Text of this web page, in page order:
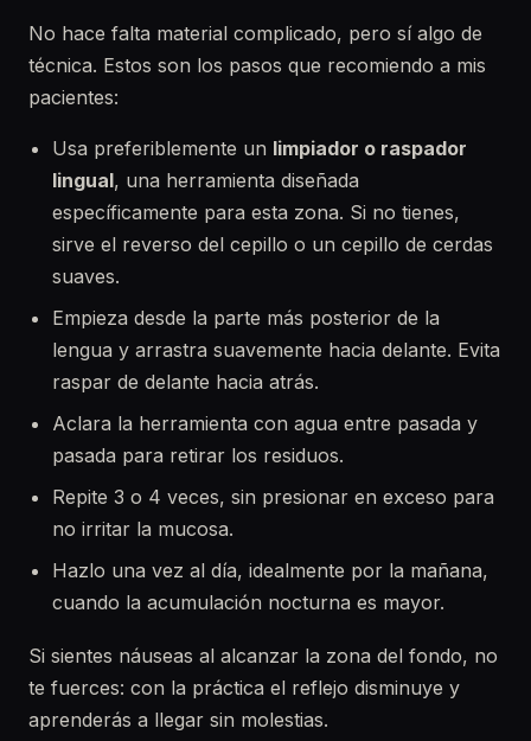
No hace falta material complicado, pero sí algo de
técnica. Estos son los pasos que recomiendo a mis
pacientes:
Usa preferiblemente un limpiador o raspador
lingual, una herramienta diseñada
específicamente para esta zona. Si no tienes,
sirve el reverso del cepillo o un cepillo de cerdas
suaves.
Empieza desde la parte más posterior de la
lengua y arrastra suavemente hacia delante. Evita
raspar de delante hacia atrás.
Aclara la herramienta con agua entre pasada y
pasada para retirar los residuos.
Repite 3 o 4 veces, sin presionar en exceso para
no irritar la mucosa.
Hazlo una vez al día, idealmente por la mañana,
cuando la acumulación nocturna es mayor.
Si sientes náuseas al alcanzar la zona del fondo, no
te fuerces: con la práctica el reflejo disminuye y
aprenderás a llegar sin molestias.